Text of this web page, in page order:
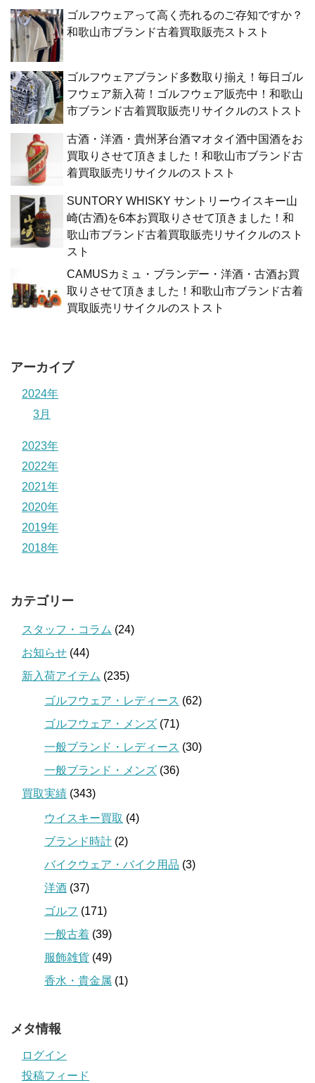
ゴルフウェアって高く売れるのご存知ですか？
和歌山市ブランド古着買取販売ストスト
ゴルフウェアブランド多数取り揃え！毎日ゴル
フウェア新入荷！ゴルフウェア販売中！和歌山
市ブランド古着買取販売リサイクルのストスト
古酒・洋酒・貴州茅台酒マオタイ酒中国酒をお
買取りさせて頂きました！和歌山市ブランド古
着買取販売リサイクルのストスト
SUNTORY WHISKY サントリーウイスキー山
崎(古酒)を6本お買取りさせて頂きました！和
歌山市ブランド古着買取販売リサイクルのスト
スト
CAMUSカミュ・ブランデー・洋酒・古酒お買
取りさせて頂きました！和歌山市ブランド古着
買取販売リサイクルのストスト
アーカイブ
2024年
3月
2023年
2022年
2021年
2020年
2019年
2018年
カテゴリー
スタッフ・コラム (24)
お知らせ (44)
新入荷アイテム (235)
ゴルフウェア・レディース (62)
ゴルフウェア・メンズ (71)
一般ブランド・レディース (30)
一般ブランド・メンズ (36)
買取実績 (343)
ウイスキー買取 (4)
ブランド時計 (2)
バイクウェア・バイク用品 (3)
洋酒 (37)
ゴルフ (171)
一般古着 (39)
服飾雑貨 (49)
香水・貴金属 (1)
メタ情報
ログイン
投稿フィード